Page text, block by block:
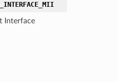
Interface